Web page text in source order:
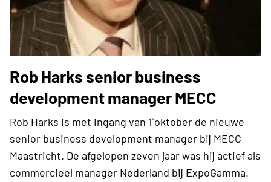
Rob Harks senior business
development manager MECC
Rob Harks is met ingang van 1`oktober de nieuwe
senior business development manager bij MECC
Maastricht. De afgelopen zeven jaar was hij actief als
commercieel manager Nederland bij ExpoGamma.